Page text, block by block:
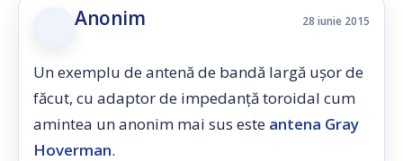
Anonim 28 iunie 2015
Un exemplu de antenă de bandă largă ușor de
făcut, cu adaptor de impedanță toroidal cum
amintea un anonim mai sus este antena Gray
Hoverman.